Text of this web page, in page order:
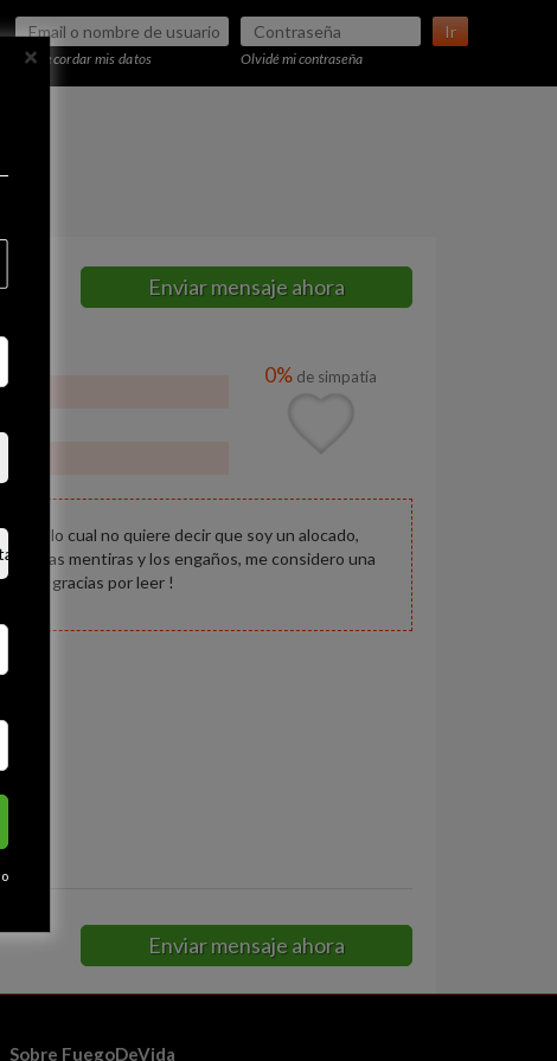
Ir
Recordar mis datos Olvidé mi contraseña
Enviar mensaje ahora
0% de simpatía
lo cual no quiere decir que soy un alocado,
las mentiras y los engaños, me considero una
! y gracias por leer !
Enviar mensaje ahora
×
Sobre FuegoDeVida